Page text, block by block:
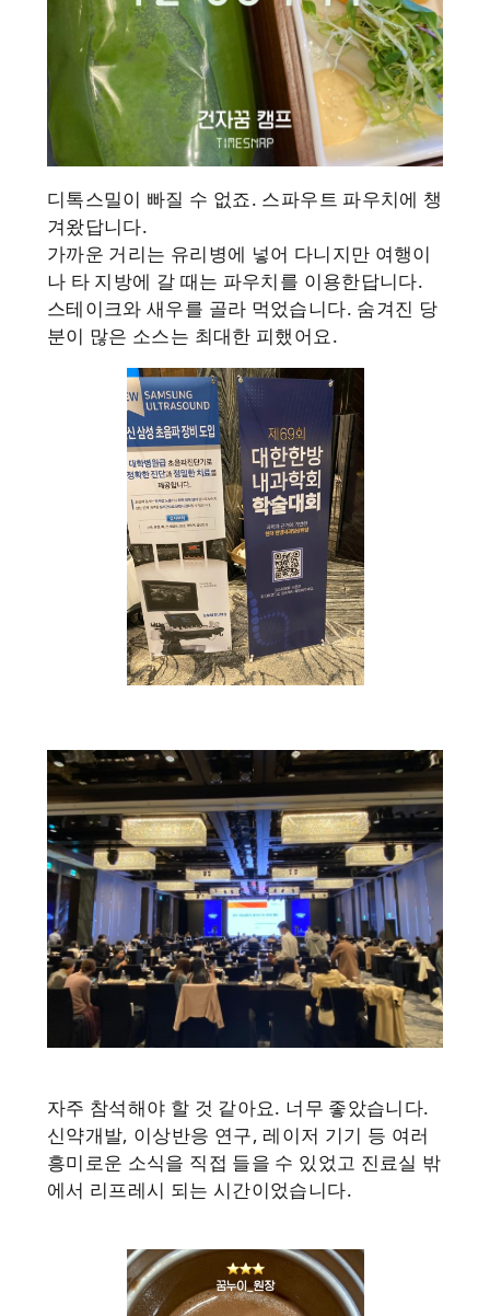
디톡스밀이 빠질 수 없죠. 스파우트 파우치에 챙
겨왔답니다.
가까운 거리는 유리병에 넣어 다니지만 여행이
나 타 지방에 갈 때는 파우치를 이용한답니다.
스테이크와 새우를 골라 먹었습니다. 숨겨진 당
분이 많은 소스는 최대한 피했어요.
자주 참석해야 할 것 같아요. 너무 좋았습니다.
신약개발, 이상반응 연구, 레이저 기기 등 여러
흥미로운 소식을 직접 들을 수 있었고 진료실 밖
에서 리프레시 되는 시간이었습니다.